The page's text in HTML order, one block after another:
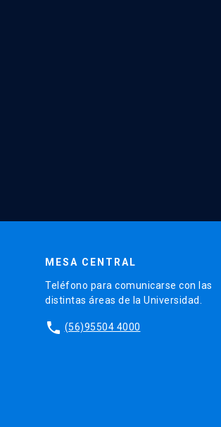
MESA CENTRAL
Teléfono para comunicarse con las
distintas áreas de la Universidad.
phone (56)95504 4000